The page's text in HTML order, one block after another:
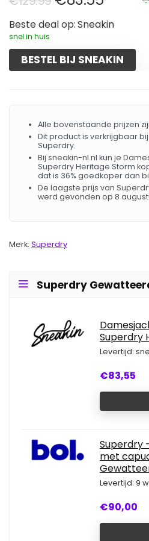
Beste deal op: Sneakin
snel in huis
BESTEL BIJ SNEAKIN
Alle bovenstaande prijzen
Dit product is verkrijgbaar bij
Superdry.
Bij sneakin-nl.nl kun je
Superdry Heritage Storm
dat is 36% goedkoper dan bij
De laagste prijs van
werd gevonden op 8
Merk: Superdry
Superdry
Superdry
Levertijd:
€83,55
Superdry
met
Levertijd: 9
€90,00